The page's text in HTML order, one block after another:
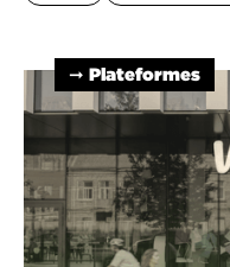
➞ Plateformes